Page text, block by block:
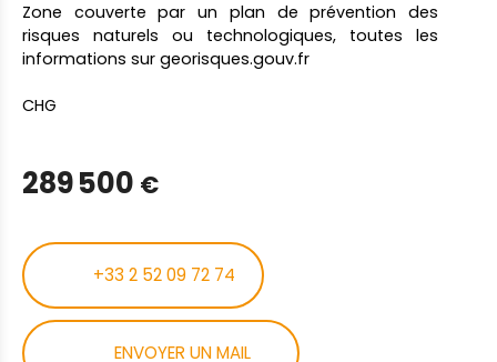
Zone couverte par un plan de prévention des
risques naturels ou technologiques, toutes les
informations sur georisques.gouv.fr
CHG
289 500 €
+33 2 52 09 72 74
ENVOYER UN MAIL